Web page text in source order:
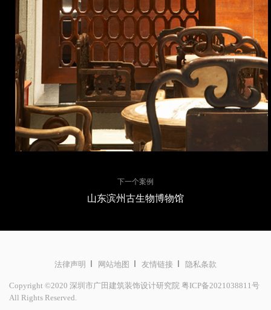
下一个案例
山东滨州古生物博物馆
法律声明 网站地图 友情链接 隐私条款
Copyright ©2020 深圳市广田建筑装饰设计研究院 粤ICP备2021038811号
All Rights Reserved.